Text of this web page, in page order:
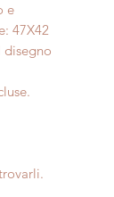
e
47X42
disegno